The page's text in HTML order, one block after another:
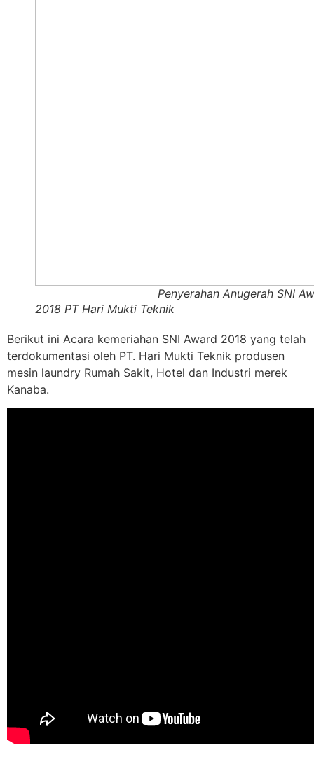
Penyerahan Anugerah SNI
2018 PT Hari Mukti Teknik
Berikut ini Acara kemeriahan SNI Award 2018 yang telah
terdokumentasi oleh PT. Hari Mukti Teknik produsen
mesin laundry Rumah Sakit, Hotel dan Industri merek
Kanaba.